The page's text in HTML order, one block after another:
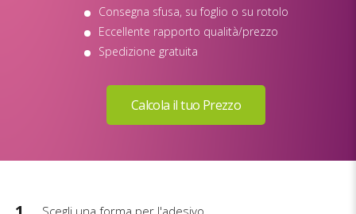
Consegna sfusa, su foglio o su rotolo
Eccellente rapporto qualità/prezzo
Spedizione gratuita
Scegli una forma per l'adesivo